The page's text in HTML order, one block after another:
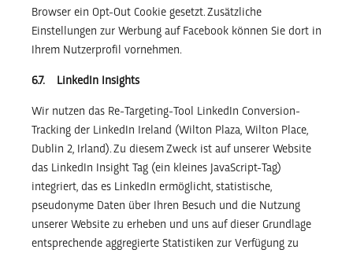
Browser ein Opt-Out Cookie gesetzt. Zusätzliche
Einstellungen zur Werbung auf Facebook können Sie dort in
Ihrem Nutzerprofil vornehmen.
6.7. LinkedIn Insights
Wir nutzen das Re-Targeting-Tool LinkedIn Conversion-
Tracking der LinkedIn Ireland (Wilton Plaza, Wilton Place,
Dublin 2, Irland). Zu diesem Zweck ist auf unserer Website
das LinkedIn Insight Tag (ein kleines JavaScript-Tag)
integriert, das es LinkedIn ermöglicht, statistische,
pseudonyme Daten über Ihren Besuch und die Nutzung
unserer Website zu erheben und uns auf dieser Grundlage
entsprechende aggregierte Statistiken zur Verfügung zu